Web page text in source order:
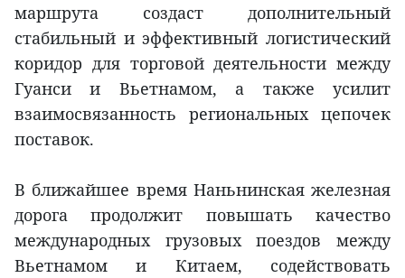
маршрута создаст дополнительный
стабильный и эффективный логистический
коридор для торговой деятельности между
Гуанси и Вьетнамом, а также усилит
взаимосвязанность региональных цепочек
поставок.
В ближайшее время Наньнинская железная
дорога продолжит повышать качество
международных грузовых поездов между
Вьетнамом и Китаем, содействовать